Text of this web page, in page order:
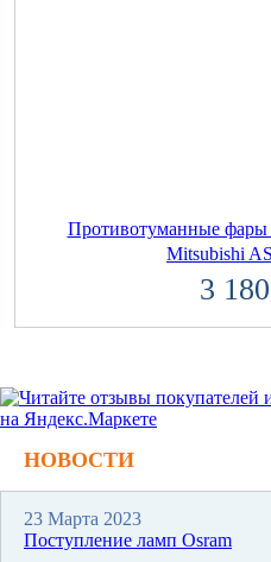
Противотуманные
Mitsubishi
3
НОВОСТИ
23 Марта 2023
Поступление ламп Osram